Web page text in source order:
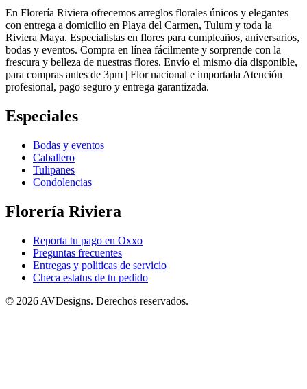
En Florería Riviera ofrecemos arreglos florales únicos y elegantes
con entrega a domicilio en Playa del Carmen, Tulum y toda la
Riviera Maya. Especialistas en flores para cumpleaños, aniversarios,
bodas y eventos. Compra en línea fácilmente y sorprende con la
frescura y belleza de nuestras flores. Envío el mismo día disponible,
para compras antes de 3pm | Flor nacional e importada Atención
profesional, pago seguro y entrega garantizada.
Especiales
Bodas y eventos
Caballero
Tulipanes
Condolencias
Florería Riviera
Reporta tu pago en Oxxo
Preguntas frecuentes
Entregas y politicas de servicio
Checa estatus de tu pedido
© 2026 AVDesigns. Derechos reservados.